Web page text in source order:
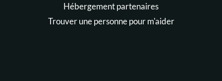
Hébergement partenaires
Trouver une personne pour m'aider